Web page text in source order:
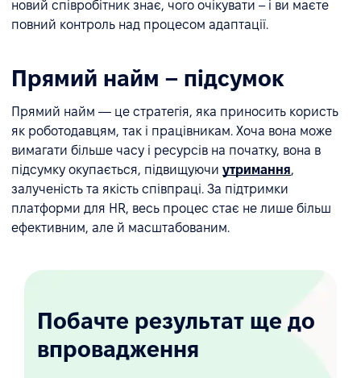
новий співробітник знає, чого очікувати – і ви маєте
повний контроль над процесом адаптації.
Прямий найм – підсумок
Прямий найм — це стратегія, яка приносить користь
як роботодавцям, так і працівникам. Хоча вона може
вимагати більше часу і ресурсів на початку, вона в
підсумку окупається, підвищуючи утримання,
залученість та якість співпраці. За підтримки
платформи для HR, весь процес стає не лише більш
ефективним, але й масштабованим.
Побачте результат ще до
впровадження